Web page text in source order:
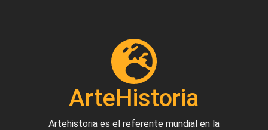
ArteHistoria
Artehistoria es el referente mundial en la